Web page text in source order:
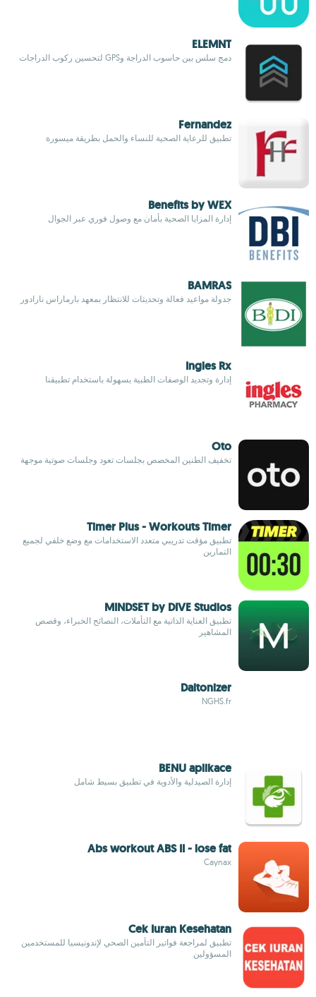
ELEMNT
دمج سلس بين حاسوب الدراجة وGPS لتحسين ركوب الدراجات
Fernandez
تطبيق للرعاية الصحية للنساء والحمل بطريقة ميسورة
Benefits by WEX
إدارة المزايا الصحية بأمان مع وصول فوري عبر الجوال
BAMRAS
جدولة مواعيد فعالة وتحديثات للانتظار بمعهد بارماراس نارادور
Ingles Rx
إدارة وتجديد الوصفات الطبية بسهولة باستخدام تطبيقنا
Oto
تخفيف الطنين المخصص بجلسات تعود وجلسات صوتية موجهة
Timer Plus - Workouts Timer
تطبيق مؤقت تدريبي متعدد الاستخدامات مع وضع خلفي لجميع
التمارين
MINDSET by DIVE Studios
تطبيق العناية الذاتية مع التأملات، النصائح الخبراء، وقصص
المشاهير
Daltonizer
NGHS.fr
BENU aplikace
إدارة الصيدلية والأدوية في تطبيق بسيط شامل
Abs workout ABS II - lose fat
Caynax
Cek Iuran Kesehatan
تطبيق لمراجعة فواتير التأمين الصحي لإندونيسيا للمستخدمين
المسؤولين